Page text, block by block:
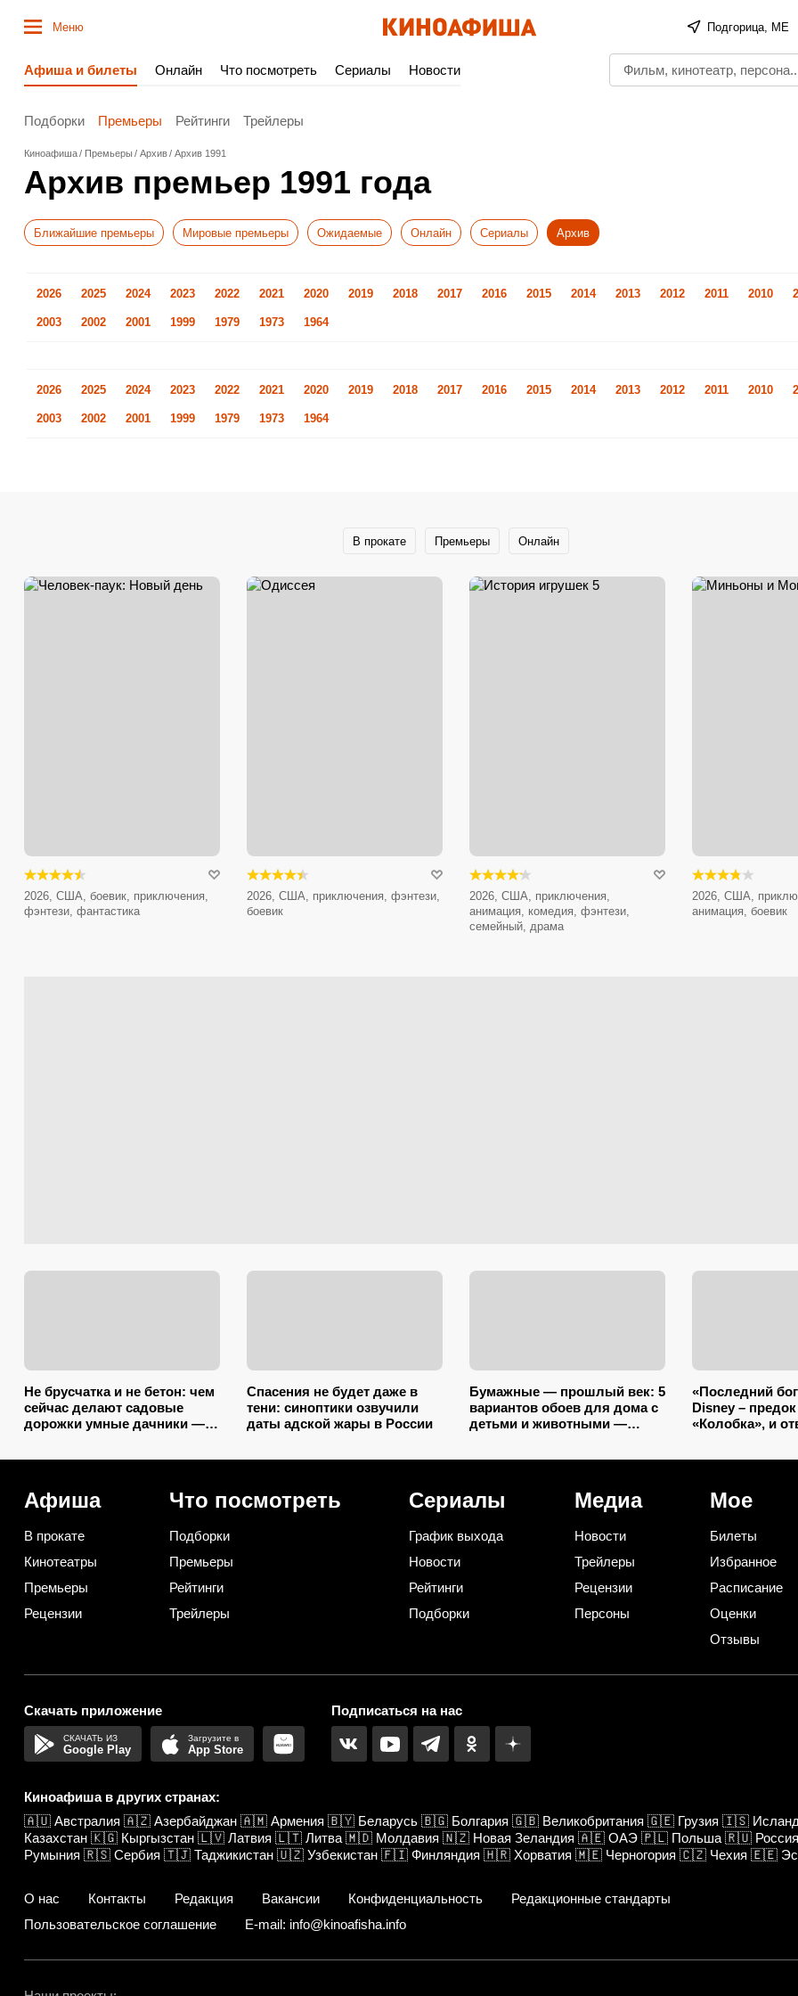
Меню Подгорица, ME
Афиша и билеты Онлайн Что посмотреть Сериалы Новости
Подборки Премьеры Рейтинги Трейлеры
Киноафиша Премьеры Архив Архив 1991
Архив премьер 1991 года
Ближайшие премьеры Мировые премьеры Ожидаемые Онлайн Сериалы Архив
2026 2025 2024 2023 2022 2021 2020 2019 2018 2017 2016 2015 2014 2013 2012 2011 2010
2003 2002 2001 1999 1979 1973 1964
2026 2025 2024 2023 2022 2021 2020 2019 2018 2017 2016 2015 2014 2013 2012 2011 2010
2003 2002 2001 1999 1979 1973 1964
В прокате Премьеры Онлайн
2026, США, боевик, приключения,
фэнтези, фантастика
2026, США, приключения, фэнтези,
боевик
2026, США, приключения,
анимация, комедия, фэнтези,
семейный, драма
2026, США,
анимация, боевик
Не брусчатка и не бетон: чем
сейчас делают садовые
дорожки умные дачники — 4
Спасения не будет даже в
тени: синоптики озвучили
даты адской жары в России
Бумажные — прошлый век: 5
вариантов обоев для дома с
детьми и животными —
«Последний
Disney –
«Колобка», и
Афиша
В прокате
Кинотеатры
Премьеры
Рецензии
Что посмотреть
Подборки
Премьеры
Рейтинги
Трейлеры
Сериалы
График выхода
Новости
Рейтинги
Подборки
Медиа
Новости
Трейлеры
Рецензии
Персоны
Мое
Билеты
Избранное
Расписание
Оценки
Отзывы
Скачать приложение
Google Play App Store
Подписаться на нас
Киноафиша в других странах:
🇦🇺 Австралия 🇦🇿 Азербайджан 🇦🇲 Армения 🇧🇾 Беларусь 🇧🇬 Болгария 🇬🇧 Великобритания 🇬🇪 Грузия 🇮🇸
Казахстан 🇰🇬 Кыргызстан 🇱🇻 Латвия 🇱🇹 Литва 🇲🇩 Молдавия 🇳🇿 Новая Зеландия 🇦🇪 ОАЭ 🇵🇱 Польша 🇷🇺 Россия
Румыния 🇷🇸 Сербия 🇹🇯 Таджикистан 🇺🇿 Узбекистан 🇫🇮 Финляндия 🇭🇷 Хорватия 🇲🇪 Черногория 🇨🇿 Чехия 🇪🇪
О нас Контакты Редакция Вакансии Конфиденциальность
Редакционные стандарты
Пользовательское соглашение
E-mail: info@kinoafisha.info